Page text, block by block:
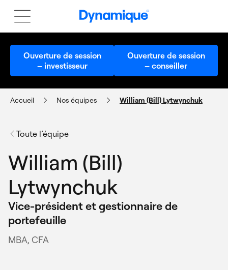
Ouverture de session
– investisseur
Ouverture de session
– conseiller
Accueil Nos équipes William (Bill) Lytwynchuk
Toute l’équipe
William (Bill)
Lytwynchuk
Vice-président et gestionnaire de
portefeuille
MBA, CFA